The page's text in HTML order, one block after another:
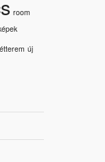
room
új